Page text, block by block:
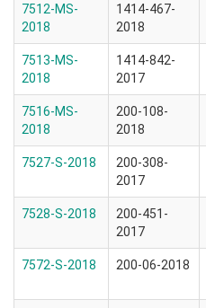
7512-MS-
2018
1414-467-
2018
7513-MS-
2018
1414-842-
2017
7516-MS-
2018
200-108-
2018
7527-S-2018
200-308-
2017
7528-S-2018
200-451-
2017
7572-S-2018 200-06-2018